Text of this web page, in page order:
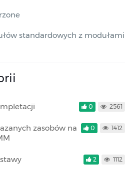
standardowych z modułami
0 2561
zasobów na
0 1412
2 1112